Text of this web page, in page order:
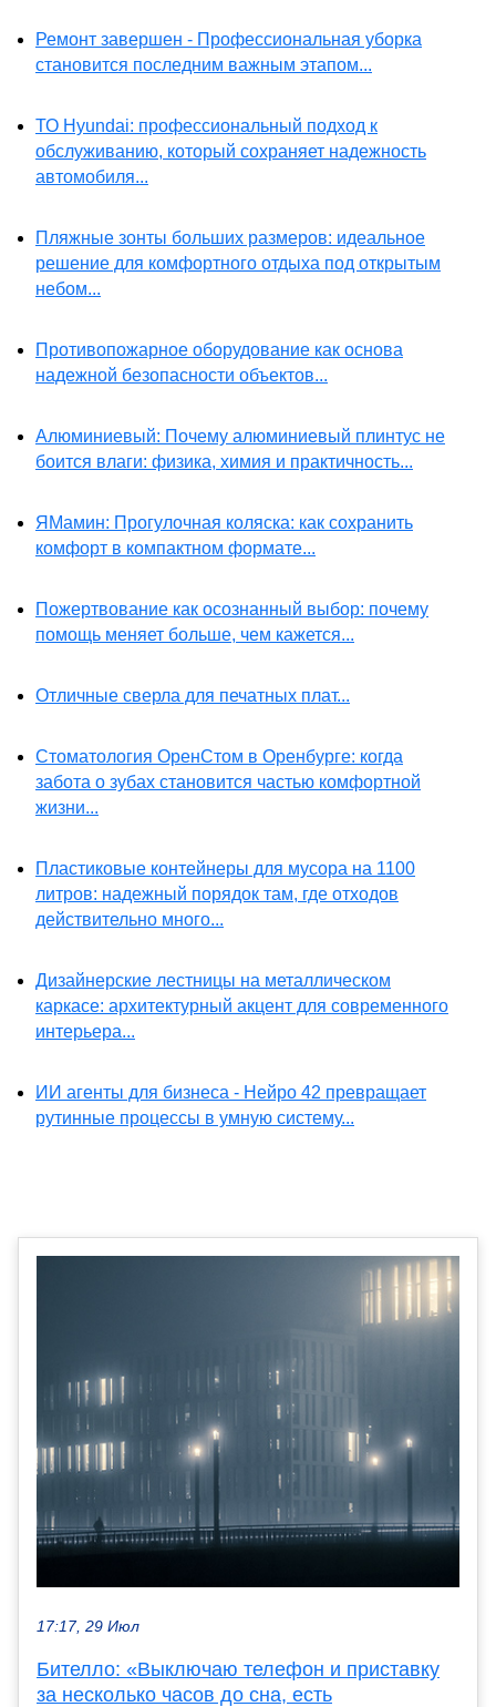
Ремонт завершен - Профессиональная уборка
становится последним важным этапом...
ТО Hyundai: профессиональный подход к
обслуживанию, который сохраняет надежность
автомобиля...
Пляжные зонты больших размеров: идеальное
решение для комфортного отдыха под открытым
небом...
Противопожарное оборудование как основа
надежной безопасности объектов...
Алюминиевый: Почему алюминиевый плинтус не
боится влаги: физика, химия и практичность...
ЯМамин: Прогулочная коляска: как сохранить
комфорт в компактном формате...
Пожертвование как осознанный выбор: почему
помощь меняет больше, чем кажется...
Отличные сверла для печатных плат...
Стоматология ОренСтом в Оренбурге: когда
забота о зубах становится частью комфортной
жизни...
Пластиковые контейнеры для мусора на 1100
литров: надежный порядок там, где отходов
действительно много...
Дизайнерские лестницы на металлическом
каркасе: архитектурный акцент для современного
интерьера...
ИИ агенты для бизнеса - Нейро 42 превращает
рутинные процессы в умную систему...
17:17, 29 Июл
Бителло: «Выключаю телефон и приставку
за несколько часов до сна, есть